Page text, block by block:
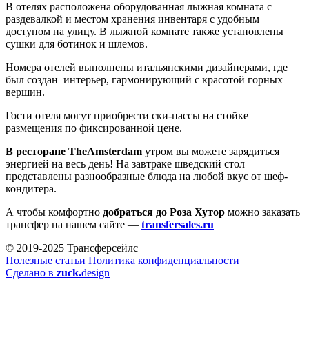
В отелях расположена оборудованная лыжная комната с
раздевалкой и местом хранения инвентаря с удобным
доступом на улицу. В лыжной комнате также установлены
сушки для ботинок и шлемов.
Номера отелей выполнены итальянскими дизайнерами, где
был создан интерьер, гармонирующий с красотой горных
вершин.
Гости отеля могут приобрести ски-пассы на стойке
размещения по фиксированной цене.
В ресторане TheAmsterdam утром вы можете зарядиться
энергией на весь день! На завтраке шведский стол
представлены разнообразные блюда на любой вкус от шеф-
кондитера.
А чтобы комфортно добраться до Роза Хутор можно заказать
трансфер на нашем сайте — transfersales.ru
© 2019-2025 Трансферсейлс
Полезные статьи Политика конфиденциальности
Сделано в zuck.design